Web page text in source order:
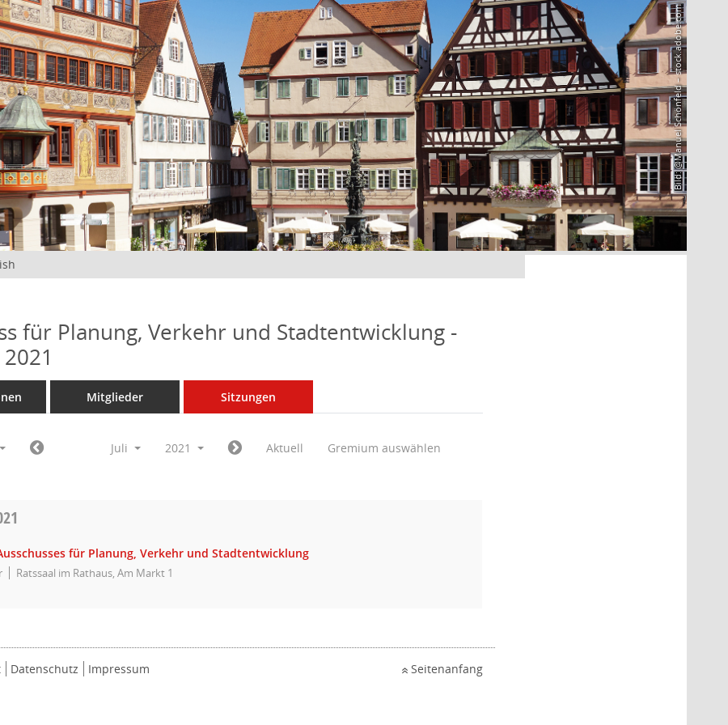
Bild: @Manuel Schönfeld – stock.adobe.com
für Planung, Verkehr und Stadtentwicklung -
Mitglieder Sitzungen
Juli 2021 Aktuell Gremium auswählen
für Planung, Verkehr und Stadtentwicklung
Ratssaal im Rathaus, Am Markt 1
Datenschutz Impressum Seitenanfang